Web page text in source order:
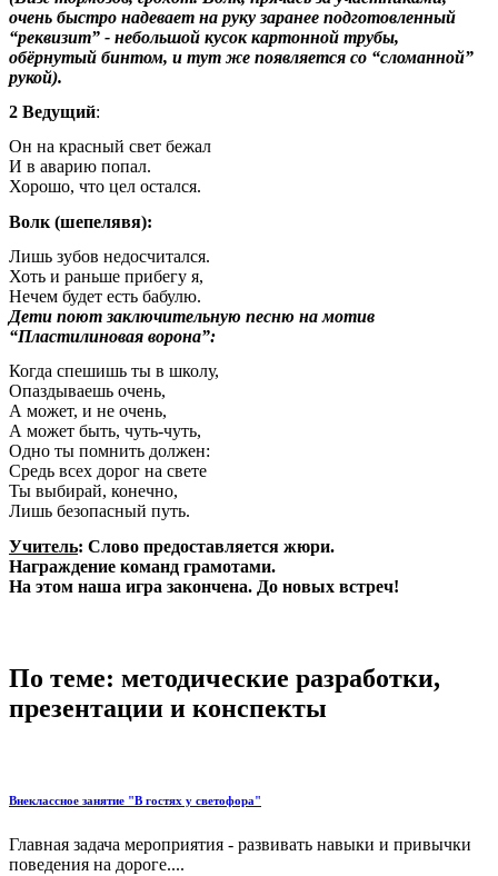
очень быстро надевает на руку заранее подготовленный
“реквизит” - небольшой кусок картонной трубы,
обёрнутый бинтом, и тут же появляется со “сломанной”
рукой).
2 Ведущий:
Он на красный свет бежал
И в аварию попал.
Хорошо, что цел остался.
Волк (шепелявя):
Лишь зубов недосчитался.
Хоть и раньше прибегу я,
Нечем будет есть бабулю.
Дети поют заключительную песню на мотив
“Пластилиновая ворона”:
Когда спешишь ты в школу,
Опаздываешь очень,
А может, и не очень,
А может быть, чуть-чуть,
Одно ты помнить должен:
Средь всех дорог на свете
Ты выбирай, конечно,
Лишь безопасный путь.
Учитель: Слово предоставляется жюри.
Награждение команд грамотами.
На этом наша игра закончена. До новых встреч!
По теме: методические разработки,
презентации и конспекты
Внеклассное занятие "В гостях у светофора"
Главная задача мероприятия - развивать навыки и привычки
поведения на дороге....